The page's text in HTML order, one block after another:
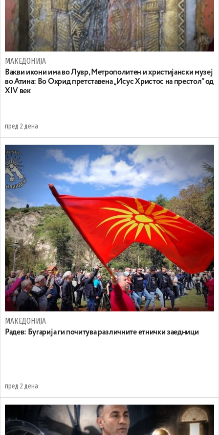
МАКЕДОНИЈА
Вакви икони има во Лувр, Метрополитен и христијански музеј
во Атина: Во Охрид претставена „Исус Христос на престол“ од
XIV век
пред 2 дена
МАКЕДОНИЈА
Радев: Бугарија ги почитува различните етнички заедници
пред 2 дена